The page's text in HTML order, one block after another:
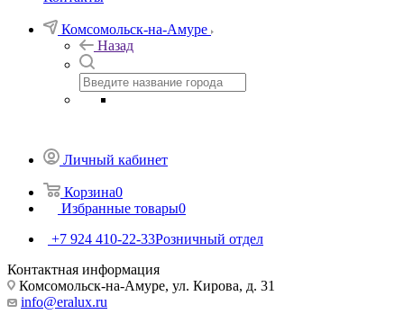
Комсомольск-на-Амуре
Назад
Личный кабинет
Корзина0
Избранные товары0
+7 924 410-22-33Розничный отдел
Контактная информация
Комсомольск-на-Амуре, ул. Кирова, д. 31
info@eralux.ru